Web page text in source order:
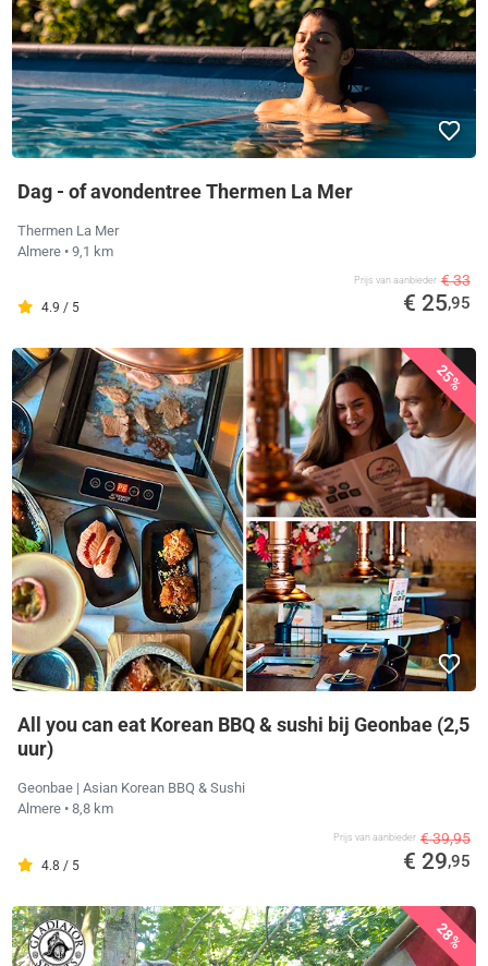
Dag - of avondentree Thermen La Mer
Thermen La Mer
Almere • 9,1 km
4.9 / 5
Prijs van aanbieder € 33
€ 25,95
25%
All you can eat Korean BBQ & sushi bij Geonbae (2,5
uur)
Geonbae | Asian Korean BBQ & Sushi
Almere • 8,8 km
4.8 / 5
Prijs van aanbieder € 39,95
€ 29,95
28%